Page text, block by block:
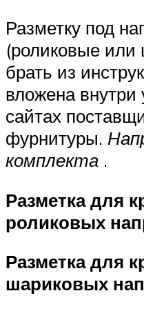
Разметку под
(роликовые
брать из
вложена внутри
сайтах
фурнитуры.
комплекта .
Разметка для
роликовых
Разметка для
шариковых